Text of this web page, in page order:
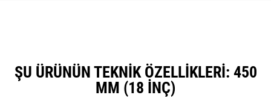
ŞU ÜRÜNÜN TEKNIK ÖZELLIKLERI: 450
MM (18 INÇ)